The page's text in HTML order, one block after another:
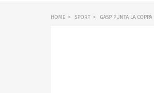
HOME SPORT GASP PUNTA LA COPPA